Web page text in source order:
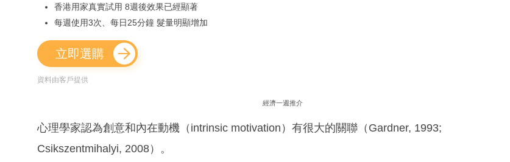
香港用家真實試用 8週後效果已經顯著
每週使用3次、每日25分鐘 髮量明顯增加
立即選購
資料由客戶提供
經濟一週推介
心理學家認為創意和內在動機（intrinsic motivation）有很大的關聯（Gardner, 1993;
Csikszentmihalyi, 2008）。